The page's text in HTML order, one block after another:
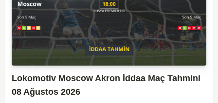
Lokomotiv Moscow Akron İddaa Maç Tahmini
08 Ağustos 2026